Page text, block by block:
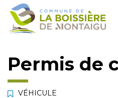
Gestion des traceurs
Aller
Aller
contenu
Aller
pied
Permis de
VÉHICULE